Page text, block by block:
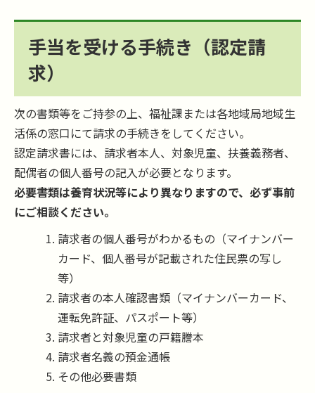
手当を受ける手続き（認定請
求）
次の書類等をご持参の上、福祉課または各地域局地域生
活係の窓口にて請求の手続きをしてください。
認定請求書には、請求者本人、対象児童、扶養義務者、
配偶者の個人番号の記入が必要となります。
必要書類は養育状況等により異なりますので、必ず事前
にご相談ください。
請求者の個人番号がわかるもの（マイナンバー
カード、個人番号が記載された住民票の写し
等）
請求者の本人確認書類（マイナンバーカード、
運転免許証、パスポート等）
請求者と対象児童の戸籍謄本
請求者名義の預金通帳
その他必要書類